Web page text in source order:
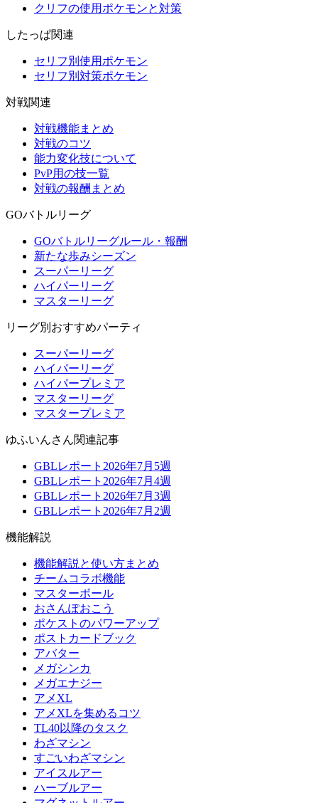
クリフの使用ポケモンと対策
したっぱ関連
セリフ別使用ポケモン
セリフ別対策ポケモン
対戦関連
対戦機能まとめ
対戦のコツ
能力変化技について
PvP用の技一覧
対戦の報酬まとめ
GOバトルリーグ
GOバトルリーグルール・報酬
新たな歩みシーズン
スーパーリーグ
ハイパーリーグ
マスターリーグ
リーグ別おすすめパーティ
スーパーリーグ
ハイパーリーグ
ハイパープレミア
マスターリーグ
マスタープレミア
ゆふいんさん関連記事
GBLレポート2026年7月5週
GBLレポート2026年7月4週
GBLレポート2026年7月3週
GBLレポート2026年7月2週
機能解説
機能解説と使い方まとめ
チームコラボ機能
マスターボール
おさんぽおこう
ポケストのパワーアップ
ポストカードブック
アバター
メガシンカ
メガエナジー
アメXL
アメXLを集めるコツ
TL40以降のタスク
わざマシン
すごいわざマシン
アイスルアー
ハーブルアー